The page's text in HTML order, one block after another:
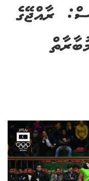
ރާއްޖޭގެ